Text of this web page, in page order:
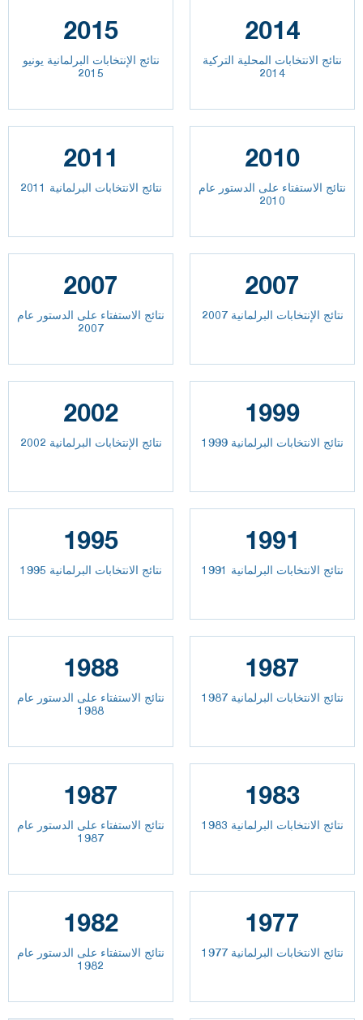
2015
نتائج الإنتخابات البرلمانية يونيو
2015
2014
نتائج الانتخابات المحلية التركية
2014
2011
نتائج الانتخابات البرلمانية 2011
2010
نتائج الاستفتاء على الدستور عام
2010
2007
نتائج الاستفتاء على الدستور عام
2007
2007
نتائج الإنتخابات البرلمانية 2007
2002
نتائج الإنتخابات البرلمانية 2002
1999
نتائج الانتخابات البرلمانية 1999
1995
نتائج الانتخابات البرلمانية 1995
1991
نتائج الانتخابات البرلمانية 1991
1988
نتائج الاستفتاء على الدستور عام
1988
1987
نتائج الانتخابات البرلمانية 1987
1987
نتائج الاستفتاء على الدستور عام
1987
1983
نتائج الانتخابات البرلمانية 1983
1982
نتائج الاستفتاء على الدستور عام
1982
1977
نتائج الانتخابات البرلمانية 1977